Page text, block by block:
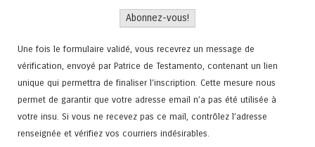
Une fois le formulaire validé, vous recevrez un message de
vérification, envoyé par Patrice de Testamento, contenant un lien
unique qui permettra de finaliser l'inscription. Cette mesure nous
permet de garantir que votre adresse email n’a pas été utilisée à
votre insu. Si vous ne recevez pas ce mail, contrôlez l’adresse
renseignée et vérifiez vos courriers indésirables.